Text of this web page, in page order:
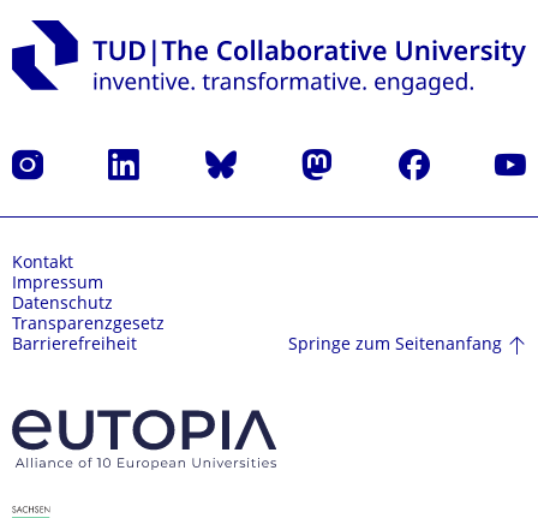
Instagram LinkedIn Bluesky Mastodon Facebook
Kontakt
Impressum
Datenschutz
Transparenzgesetz
Barrierefreiheit
Springe zum Seitenanfang